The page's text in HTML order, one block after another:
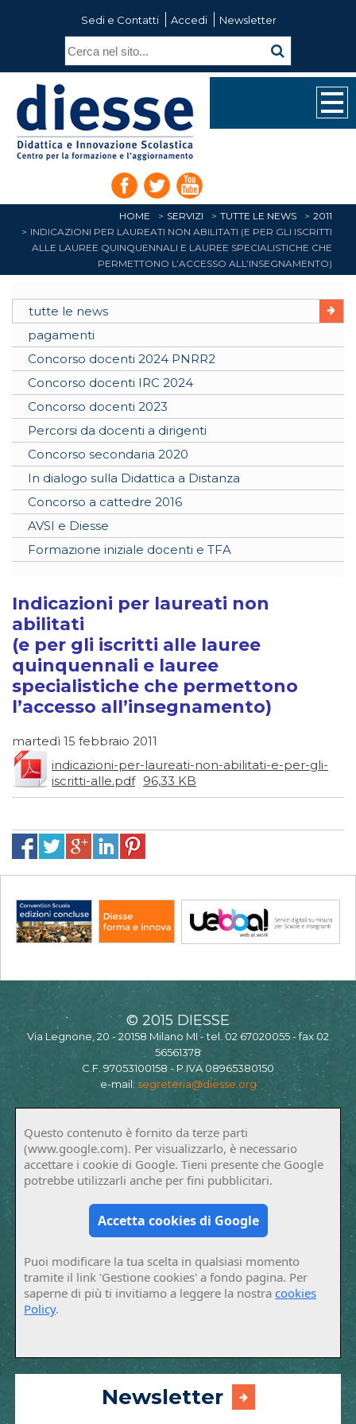
Sedi e Contatti Accedi Newsletter
HOME SERVIZI TUTTE LE NEWS
2011
INDICAZIONI PER LAUREATI NON ABILITATI (E PER GLI ISCRITTI
ALLE LAUREE QUINQUENNALI E LAUREE SPECIALISTICHE CHE
PERMETTONO L’ACCESSO ALL’INSEGNAMENTO)
tutte le news
pagamenti
Concorso docenti 2024 PNRR2
Concorso docenti IRC 2024
Concorso docenti 2023
Percorsi da docenti a dirigenti
Concorso secondaria 2020
In dialogo sulla Didattica a Distanza
Concorso a cattedre 2016
AVSI e Diesse
Formazione iniziale docenti e TFA
Indicazioni per laureati non
abilitati
(e per gli iscritti alle lauree
quinquennali e lauree
specialistiche che permettono
l’accesso all’insegnamento)
martedì 15 febbraio 2011
indicazioni-per-laureati-non-abilitati-e-per-gli-
iscritti-alle.pdf 96,33 KB
© 2015 DIESSE
Via Legnone, 20 - 20158 Milano MI - tel. 02 67020055 - fax 02
56561378
C.F. 97053100158 - P.IVA 08965380150
e-mail: segreteria@diesse.org
Questo contenuto è fornito da terze parti
(www.google.com). Per visualizzarlo, è necessario
accettare i cookie di Google. Tieni presente che Google
potrebbe utilizzarli anche per fini pubblicitari.
Accetta cookies di Google
Puoi modificare la tua scelta in qualsiasi momento
tramite il link 'Gestione cookies' a fondo pagina. Per
saperne di più ti invitiamo a leggere la nostracookies
Policy.
Newsletter